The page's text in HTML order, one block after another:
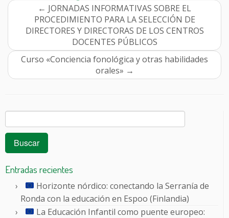
← JORNADAS INFORMATIVAS SOBRE EL
PROCEDIMIENTO PARA LA SELECCIÓN DE
DIRECTORES Y DIRECTORAS DE LOS CENTROS
DOCENTES PÚBLICOS
Curso «Conciencia fonológica y otras habilidades
orales» →
Buscar:
Entradas recientes
Horizonte nórdico: conectando la Serranía de
Ronda con la educación en Espoo (Finlandia)
La Educación Infantil como puente europeo: